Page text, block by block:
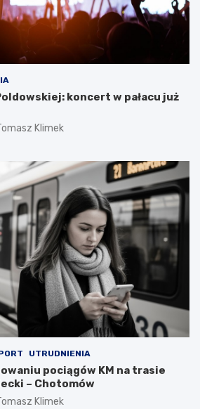
koncert w pałacu już
Klimek
UTRUDNIENIA
pociągów KM na trasie
– Chotomów
Klimek